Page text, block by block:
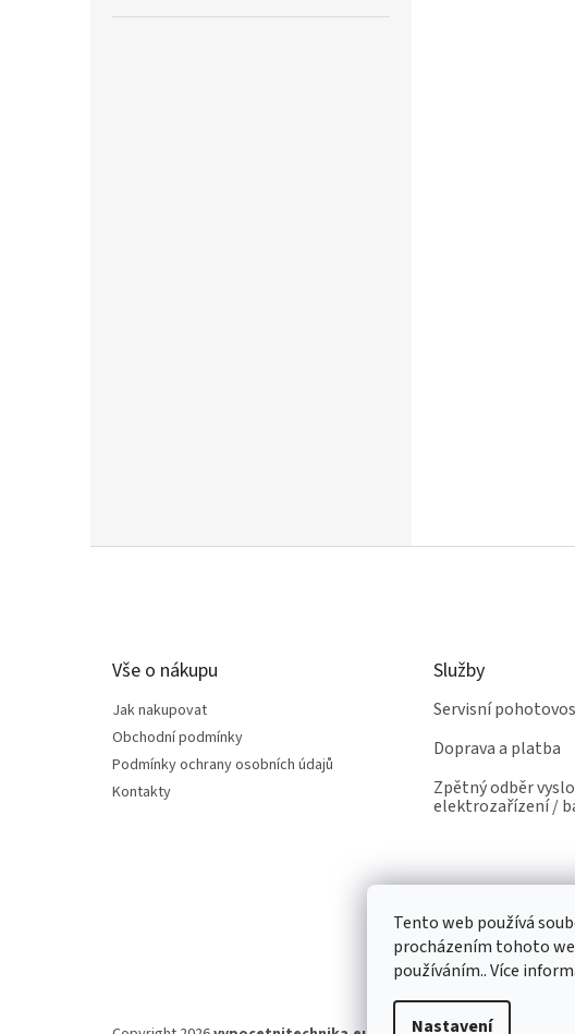
Tento web používá
procházením tohoto
používáním.. Více
Nastavení
Vše o nákupu
Jak nakupovat
Obchodní podmínky
Podmínky ochrany osobních údajů
Kontakty
Služby
Servisní
Doprava a platba
Zpětný odběr
elektrozařízení /